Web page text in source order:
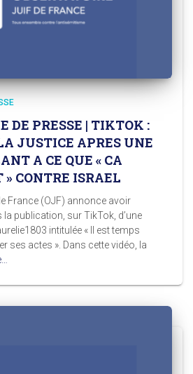
DE PRESSE | TIKTOK :
JUSTICE APRES UNE
A CE QUE « CA
» CONTRE ISRAEL
France (OJF) annonce avoir
publication, sur TikTok, d’une
intitulée « Il est temps
ses actes ». Dans cette vidéo, la